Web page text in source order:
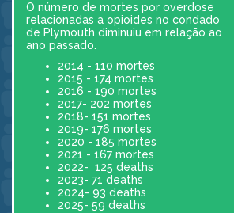
O número de mortes por overdose
relacionadas a opioides no condado
de Plymouth diminuiu em relação ao
ano passado.
2014 - 110 mortes
2015 - 174 mortes
2016 - 190 mortes
2017- 202 mortes
2018- 151 mortes
2019- 176 mortes
2020 - 185 mortes
2021 - 167 mortes
2022- 125 deaths
2023- 71 deaths
2024- 93 deaths
2025- 59 deaths